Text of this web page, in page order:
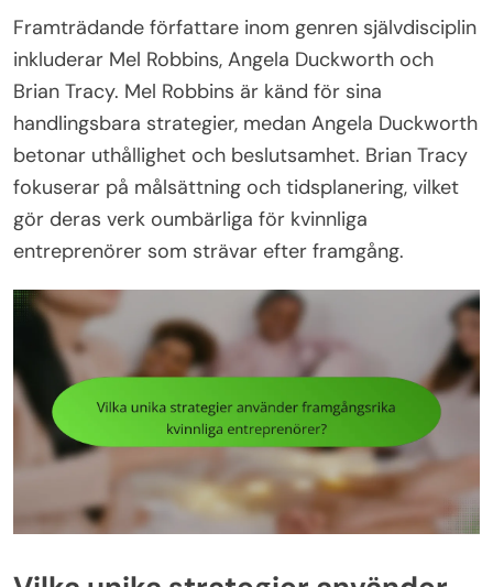
Framträdande författare inom genren självdisciplin
inkluderar Mel Robbins, Angela Duckworth och
Brian Tracy. Mel Robbins är känd för sina
handlingsbara strategier, medan Angela Duckworth
betonar uthållighet och beslutsamhet. Brian Tracy
fokuserar på målsättning och tidsplanering, vilket
gör deras verk oumbärliga för kvinnliga
entreprenörer som strävar efter framgång.